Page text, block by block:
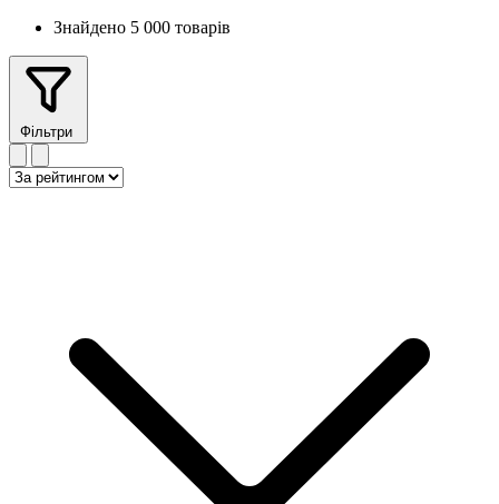
Знайдено 5 000 товарів
Фільтри